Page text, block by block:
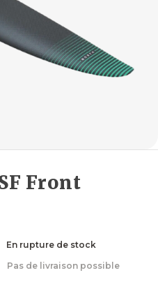
Front
En rupture de stock
Pas de livraison possible